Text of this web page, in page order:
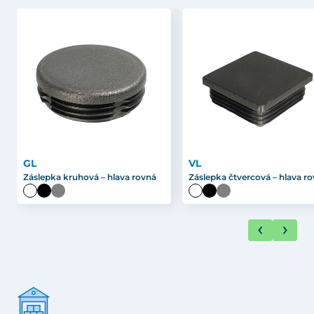
GL
Záslepka kruhová – hlava rovná
VL
Záslepka čtvercová – hlava